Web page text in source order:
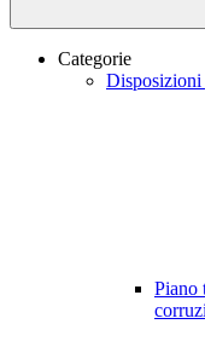
Categorie
Disposizioni
Piano